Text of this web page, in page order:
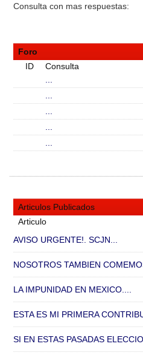
Consulta con mas respuestas:
Foro
ID
Consulta
Articulos Publicados
Articulo
AVISO URGENTE!. SCJN...
NOSOTROS TAMBIEN
LA IMPUNIDAD EN MEXICO....
ESTA ES MI PRIMERA
SI EN ESTAS PASADAS